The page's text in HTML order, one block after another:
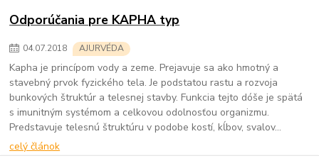
Odporúčania pre KAPHA typ
04.07.2018 AJURVÉDA
Kapha je princípom vody a zeme. Prejavuje sa ako hmotný a
stavebný prvok fyzického tela. Je podstatou rastu a rozvoja
bunkových štruktúr a telesnej stavby. Funkcia tejto dóše je spätá
s imunitným systémom a celkovou odolnosťou organizmu.
Predstavuje telesnú štruktúru v podobe kostí, kĺbov, svalov...
celý článok